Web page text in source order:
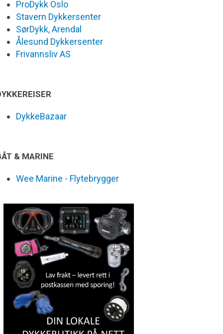
ProDykk Oslo
Stavern Dykkersenter
SørDykk, Arendal
Ålesund Dykkersenter
Frivannsliv AS
DykkeBazaar
& MARINE
Wee Marine - Flytebrygger